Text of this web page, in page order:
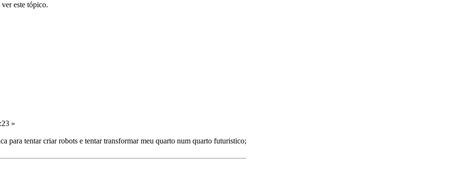
este tópico.
»
para tentar criar robots e tentar transformar meu quarto num quarto futuristico;